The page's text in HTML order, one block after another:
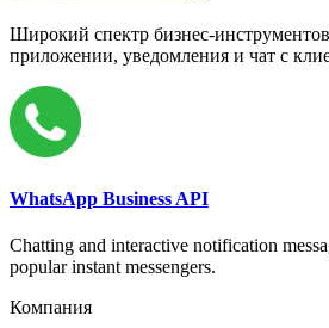
Широкий спектр бизнес-
приложении, уведомления и чат с
WhatsApp Business API
Chatting and interactive notification
popular instant messengers.
Компания